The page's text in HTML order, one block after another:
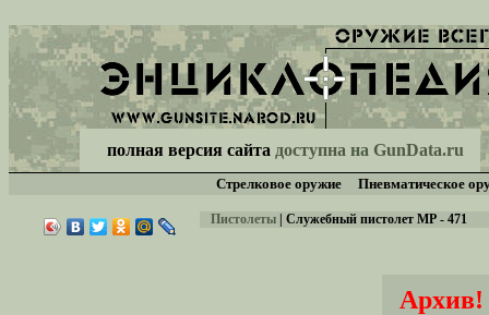
полная версия сайта доступна на GunData.ru
Стрелковое оружие Пневматическое
Пистолеты Служебный пистолет МР - 471
Архив!